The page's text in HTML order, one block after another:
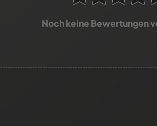
Noch keine Bewertungen